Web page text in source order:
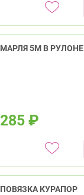
МАРЛЯ 5М В РУЛОНЕ
285 ₽
ПОВЯЗКА КУРАПОР